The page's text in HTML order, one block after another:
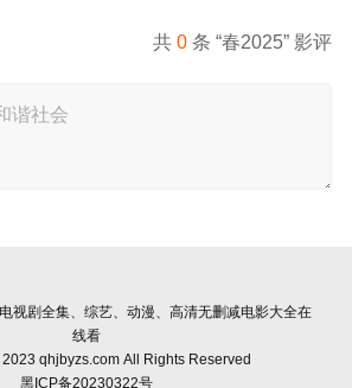
共0 条 “春2025” 影评
视剧全集、综艺、动漫、高清无删减电影大全在
线看
qhjbyzs.com All Rights Reserved
黑ICP备20230322号